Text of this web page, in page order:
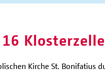
Kirche St. Bonifatius